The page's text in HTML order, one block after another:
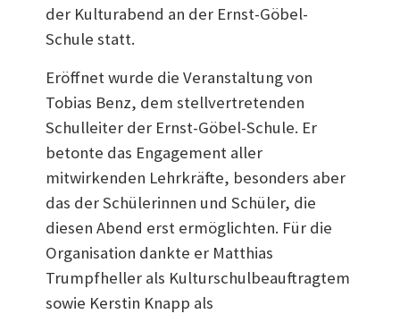
der Kulturabend an der Ernst-Göbel-
Schule statt.
Eröffnet wurde die Veranstaltung von
Tobias Benz, dem stellvertretenden
Schulleiter der Ernst-Göbel-Schule. Er
betonte das Engagement aller
mitwirkenden Lehrkräfte, besonders aber
das der Schülerinnen und Schüler, die
diesen Abend erst ermöglichten. Für die
Organisation dankte er Matthias
Trumpfheller als Kulturschulbeauftragtem
sowie Kerstin Knapp als